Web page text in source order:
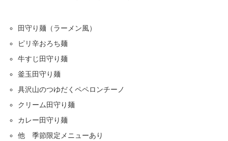
田守り麺（ラーメン風）
ピリ辛おろち麺
牛すじ田守り麺
釜玉田守り麺
具沢山のつゆだくペペロンチーノ
クリーム田守り麺
カレー田守り麺
他 季節限定メニューあり